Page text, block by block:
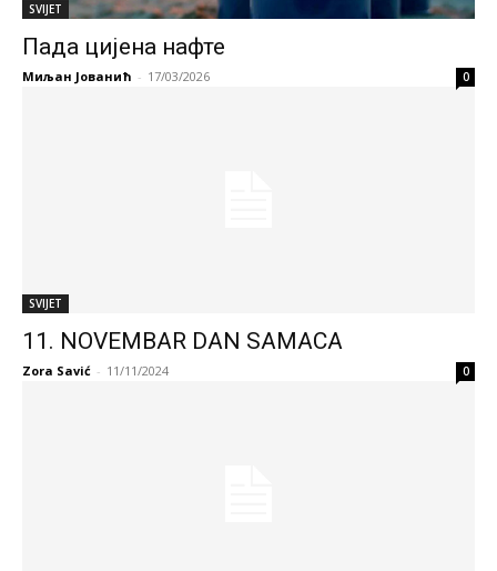
SVIJET
Пада цијена нафте
Миљан Јованић - 17/03/2026 0
SVIJET
11. NOVEMBAR DAN SAMACA
Zora Savić - 11/11/2024 0